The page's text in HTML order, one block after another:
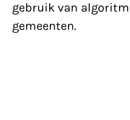
gebruik van
gemeenten.